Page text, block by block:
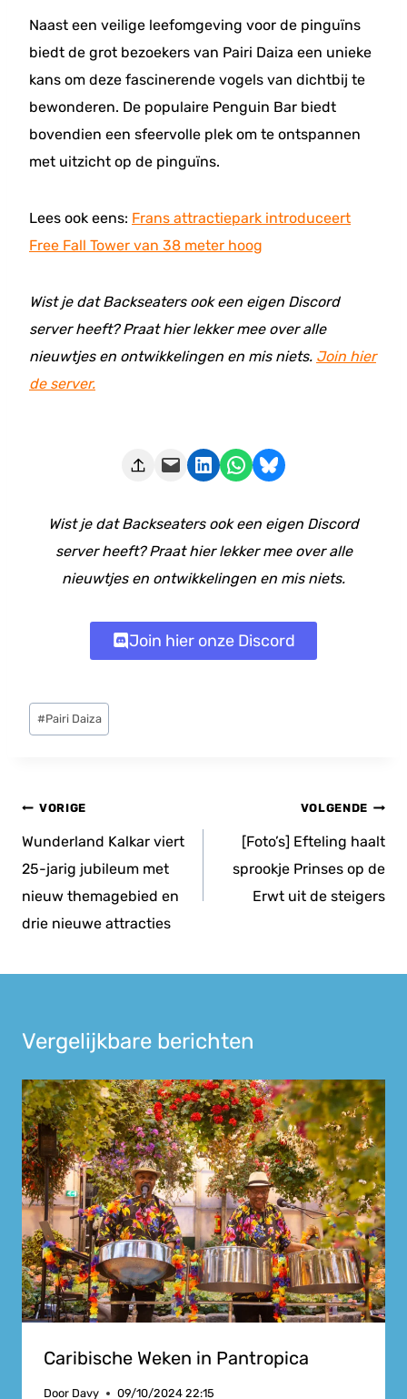
Naast een veilige leefomgeving voor de pinguïns
biedt de grot bezoekers van Pairi Daiza een unieke
kans om deze fascinerende vogels van dichtbij te
bewonderen. De populaire Penguin Bar biedt
bovendien een sfeervolle plek om te ontspannen
met uitzicht op de pinguïns.
Lees ook eens: Frans attractiepark introduceert
Free Fall Tower van 38 meter hoog
Wist je dat Backseaters ook een eigen Discord
server heeft? Praat hier lekker mee over alle
nieuwtjes en ontwikkelingen en mis niets. Join hier
de server.
Deze pagina e-mailen Delen op LinkedIn Delen via WhatsApp Share on Bluesky
Wist je dat Backseaters ook een eigen Discord
server heeft? Praat hier lekker mee over alle
nieuwtjes en ontwikkelingen en mis niets.
Join hier onze Discord
Bericht
tags:
#Pairi Daiza
Bericht
navigatie
VORIGE
Wunderland Kalkar viert
25-jarig jubileum met
nieuw themagebied en
drie nieuwe attracties
VOLGENDE
[Foto’s] Efteling haalt
sprookje Prinses op de
Erwt uit de steigers
Vergelijkbare berichten
Caribische Weken in Pantropica
Door Davy 09/10/2024 22:15